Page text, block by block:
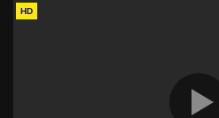
HD